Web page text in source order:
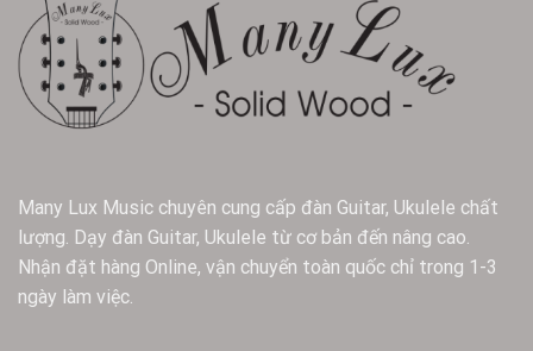
Many Lux Music chuyên cung cấp đàn Guitar, Ukulele chất
lượng. Dạy đàn Guitar, Ukulele từ cơ bản đến nâng cao.
Nhận đặt hàng Online, vận chuyển toàn quốc chỉ trong 1-3
ngày làm việc.